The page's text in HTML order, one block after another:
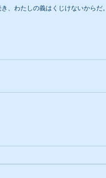
、わたしの義はくじけないからだ。